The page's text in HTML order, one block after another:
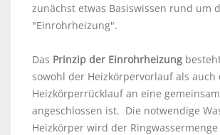
zunächst etwas Basiswissen rund um
"Einrohrheizung".
Das Prinzip der Einrohrheizung
sowohl der Heizkörpervorlauf als auch
Heizkörperrücklauf an eine
angeschlossen ist. Die notwendige
Heizkörper wird der